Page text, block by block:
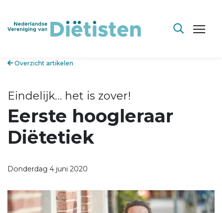
Overzicht artikelen
Eindelijk… het is zover!
Eerste hoogleraar
Diëtetiek
Donderdag 4 juni 2020